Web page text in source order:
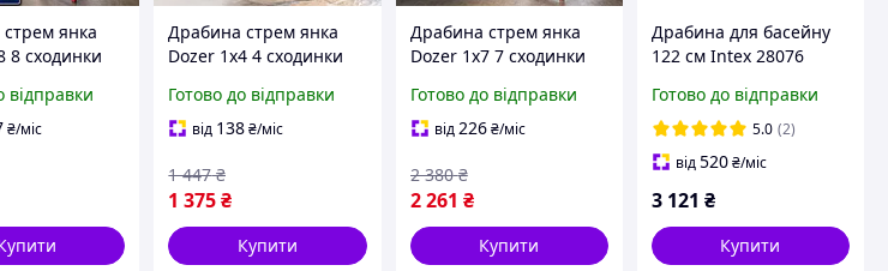
янка
8 сходинки
120 кг
і
відправки
₴/міс
Драбина стрем янка
Dozer 1х4 4 сходинки
навантаження 120 кг
для малярних і
Готово до відправки
від 138₴/міс
1 375₴
1 447 ₴
Купити
Драбина стрем янка
Dozer 1х7 7 сходинки
навантаження 120 кг
для малярних і
Готово до відправки
від226 ₴/міс
2 261 ₴
2 380 ₴
Купити
Драбина для басейну
122 см Intex 28076
знімними щаблями, з
майданчиком
Готово до відправки
5.0 (2)
від520₴/міс
3 121 ₴
Купити